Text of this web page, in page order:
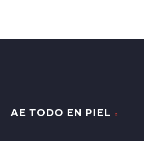
AE TODO EN PIEL